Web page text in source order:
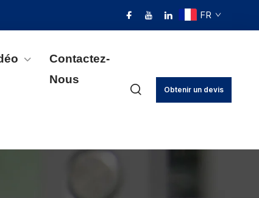
FR
Contactez-
Nous
Obtenir un devis